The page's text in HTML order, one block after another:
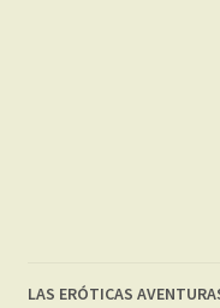
LAS ERÓTICAS